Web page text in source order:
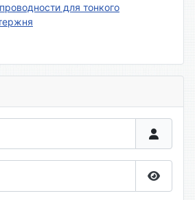
для тонкого